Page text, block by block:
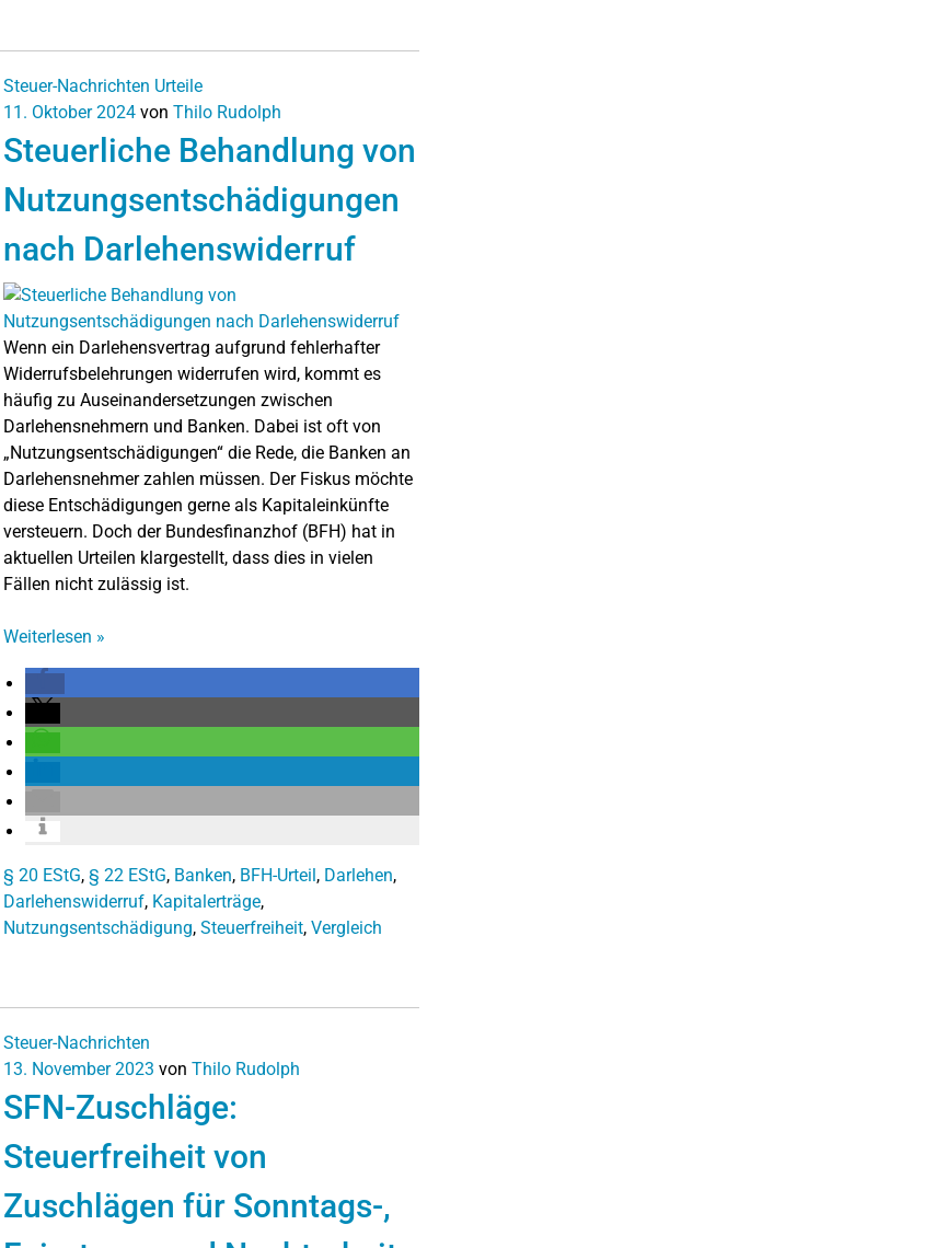
Steuer-Nachrichten Urteile
11. Oktober 2024 von Thilo Rudolph
Steuerliche Behandlung von
Nutzungsentschädigungen
nach Darlehenswiderruf
Wenn ein Darlehensvertrag aufgrund fehlerhafter
Widerrufsbelehrungen widerrufen wird, kommt es
häufig zu Auseinandersetzungen zwischen
Darlehensnehmern und Banken. Dabei ist oft von
„Nutzungsentschädigungen“ die Rede, die Banken an
Darlehensnehmer zahlen müssen. Der Fiskus möchte
diese Entschädigungen gerne als Kapitaleinkünfte
versteuern. Doch der Bundesfinanzhof (BFH) hat in
aktuellen Urteilen klargestellt, dass dies in vielen
Fällen nicht zulässig ist.
Weiterlesen »
§ 20 EStG, § 22 EStG, Banken, BFH-Urteil, Darlehen,
Darlehenswiderruf, Kapitalerträge,
Nutzungsentschädigung, Steuerfreiheit, Vergleich
Steuer-Nachrichten
13. November 2023 von Thilo Rudolph
SFN-Zuschläge:
Steuerfreiheit von
Zuschlägen für Sonntags-,